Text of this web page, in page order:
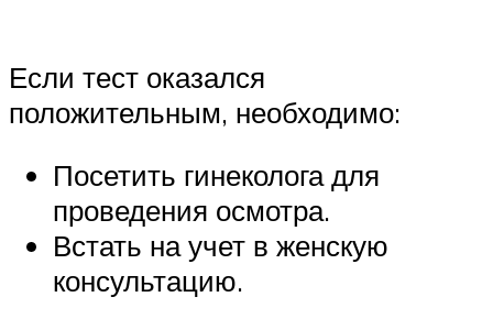
Если тест оказался
положительным, необходимо:
Посетить гинеколога для
проведения осмотра.
Встать на учет в женскую
консультацию.